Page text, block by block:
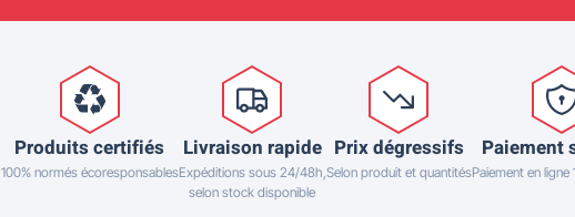
Produits certifiés
100% normés écoresponsables
Livraison rapide
Expéditions sous 24/48h,
selon stock disponible
Prix dégressifs
Selon produit et quantités
Paiement
Paiement en ligne